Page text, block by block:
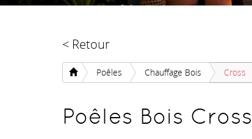
< Retour
Poêles Chauffage Bois Cross
Poêles Bois Cross